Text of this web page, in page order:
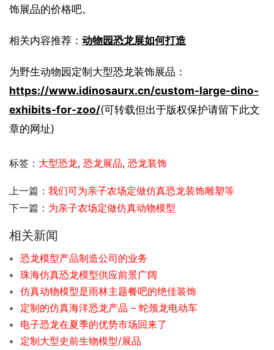
饰展品的价格吧。
相关内容推荐： 动物园恐龙展如何打造
为野生动物园定制大型恐龙装饰展品：
https://www.idinosaurx.cn/custom-large-dino-
exhibits-for-zoo/(可转载但出于版权保护请留下此文
章的网址)
标签： 大型恐龙, 恐龙展品, 恐龙装饰
上一篇： 我们可为亲子农场定做仿真恐龙装饰雕塑等
下一篇： 为亲子农场定做仿真动物模型
相关新闻
恐龙模型产品制造公司的业务
珠海仿真恐龙模型供应前景广阔
仿真动物模型是雨林主题餐吧的绝佳装饰
定制的仿真海洋恐龙产品 – 蛇颈龙电动车
电子恐龙在夏季的优势市场回来了
定制大型史前生物模型/展品